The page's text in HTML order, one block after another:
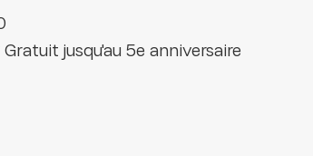
jusqu'au 5e anniversaire